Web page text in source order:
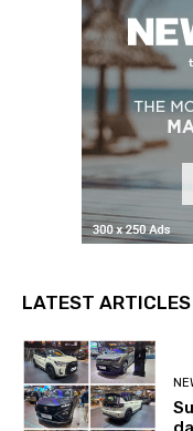
LATEST ARTICLES